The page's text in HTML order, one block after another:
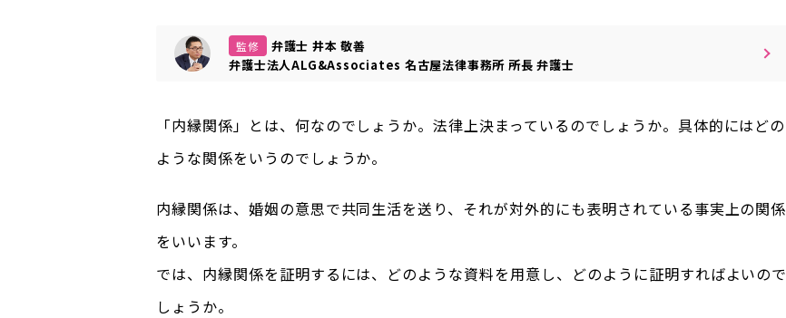
監修
弁護士 井本 敬善
弁護士法人ALG&Associates 名古屋法律事務所 所長 弁護士
「内縁関係」とは、何なのでしょうか。法律上決まっているのでしょうか。具体的にはどの
ような関係をいうのでしょうか。
内縁関係は、婚姻の意思で共同生活を送り、それが対外的にも表明されている事実上の関係
をいいます。
では、内縁関係を証明するには、どのような資料を用意し、どのように証明すればよいので
しょうか。